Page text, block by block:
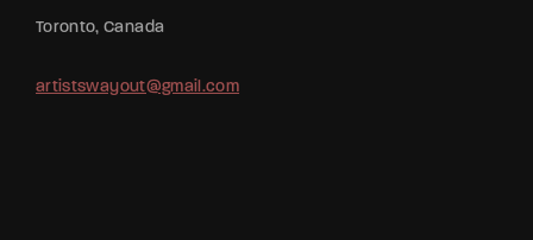
Toronto, Canada
artistswayout@gmail.com